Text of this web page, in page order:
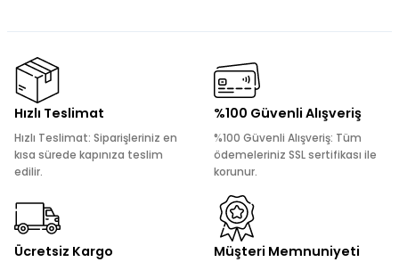
kullanarak tarafımıza iletebilirsiniz.
Görüş ve önerileriniz için teşekkür ederiz.
Ürün resmi kalitesiz, bozuk veya görüntülenemiyor.
Ürün bilgilerinde hatalar bulunuyor.
Ürün fiyatı diğer sitelerden daha pahalı.
Bu ürüne benzer farklı alternatifler olmalı.
Hızlı Teslimat
Hızlı Teslimat: Siparişleriniz en
kısa sürede kapınıza teslim
edilir.
%100 Güvenli Alışveriş
%100 Güvenli Alışveriş: Tüm
ödemeleriniz SSL sertifikası ile
korunur.
Ücretsiz Kargo Müşteri Memnuniyeti